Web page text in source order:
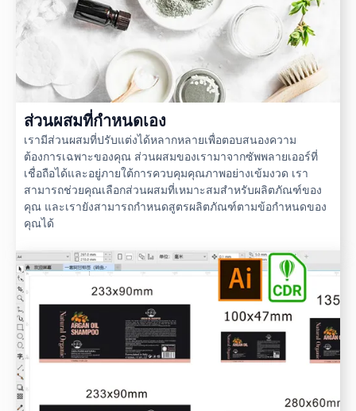
ส่วนผสมที่กำหนดเอง
เรามีส่วนผสมที่ปรับแต่งได้หลากหลายเพื่อตอบสนองความ
ต้องการเฉพาะของคุณ ส่วนผสมของเรามาจากซัพพลายเออร์ที่
เชื่อถือได้และอยู่ภายใต้การควบคุมคุณภาพอย่างเข้มงวด เรา
สามารถช่วยคุณเลือกส่วนผสมที่เหมาะสมสำหรับผลิตภัณฑ์ของ
คุณ และเรายังสามารถกำหนดสูตรผลิตภัณฑ์ตามข้อกำหนดของ
คุณได้